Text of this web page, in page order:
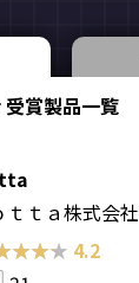
賞製品一覧
ｔｔａ株式会社
4.2